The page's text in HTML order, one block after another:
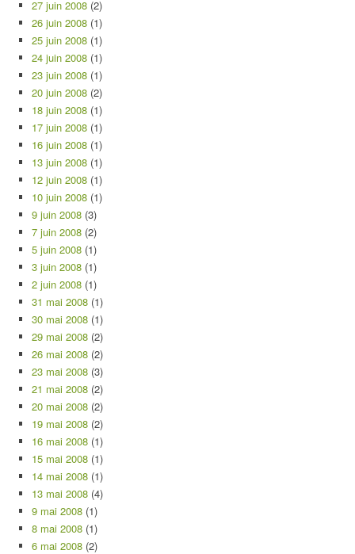
27 juin 2008 (2)
26 juin 2008 (1)
25 juin 2008 (1)
24 juin 2008 (1)
23 juin 2008 (1)
20 juin 2008 (2)
18 juin 2008 (1)
17 juin 2008 (1)
16 juin 2008 (1)
13 juin 2008 (1)
12 juin 2008 (1)
10 juin 2008 (1)
9 juin 2008 (3)
7 juin 2008 (2)
5 juin 2008 (1)
3 juin 2008 (1)
2 juin 2008 (1)
31 mai 2008 (1)
30 mai 2008 (1)
29 mai 2008 (2)
26 mai 2008 (2)
23 mai 2008 (3)
21 mai 2008 (2)
20 mai 2008 (2)
19 mai 2008 (2)
16 mai 2008 (1)
15 mai 2008 (1)
14 mai 2008 (1)
13 mai 2008 (4)
9 mai 2008 (1)
8 mai 2008 (1)
6 mai 2008 (2)